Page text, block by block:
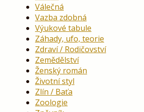
Válečná
Vazba zdobná
Výukové tabule
Záhady, ufo, teorie
Zdraví / Rodičovství
Zemědělství
Ženský román
Životní styl
Zlín / Baťa
Zoologie